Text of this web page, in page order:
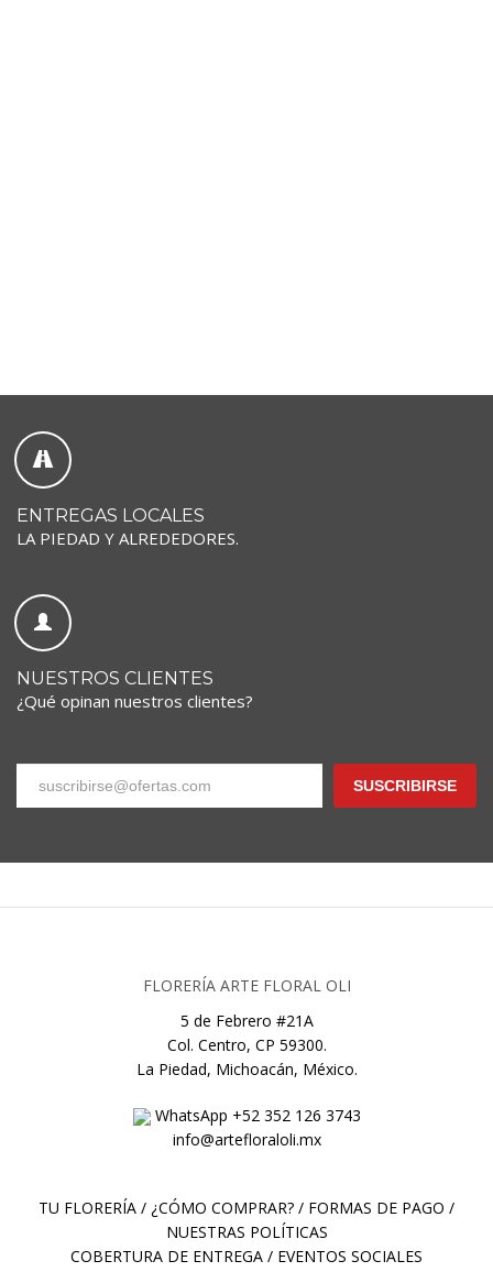
ENTREGAS LOCALES
LA PIEDAD Y ALREDEDORES.
NUESTROS CLIENTES
¿Qué opinan nuestros clientes?
SUSCRIBIRSE
FLORERÍA ARTE FLORAL OLI
5 de Febrero #21A
Col. Centro, CP 59300.
La Piedad, Michoacán, México.
WhatsApp +52 352 126 3743
info@artefloraloli.mx
TU FLORERÍA / ¿CÓMO COMPRAR? / FORMAS DE PAGO /
NUESTRAS POLÍTICAS
COBERTURA DE ENTREGA / EVENTOS SOCIALES